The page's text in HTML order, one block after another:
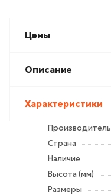
Цены
Описание
Характеристики
Производитель
Страна
Наличие
Высота (мм)
Размеры